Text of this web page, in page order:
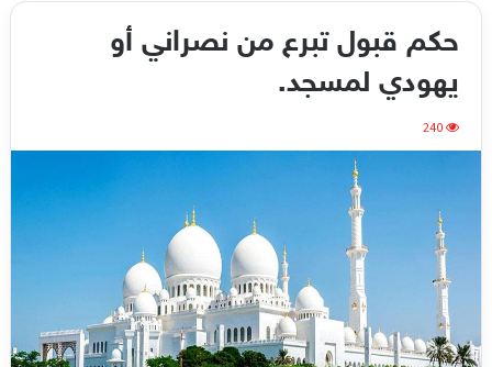
حكم قبول تبرع من نصراني أو
يهودي لمسجد.
240